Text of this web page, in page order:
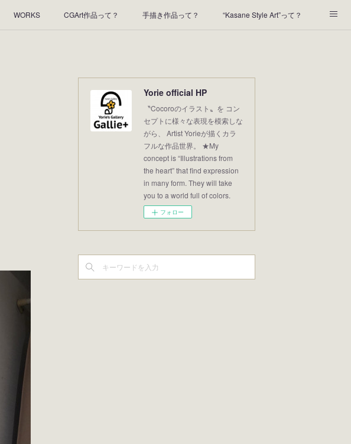
WORKS CGArt作品って？ 手描き作品って？ “Kasane Style Art”って？
Yorie official HP
〝Cocoroのイラスト〟を コン
セプトに様々な表現を模索しな
がら、 Artist Yorieが描くカラ
フルな作品世界。 ★My
concept is “Illustrations from
the heart” that find expression
in many form. They will take
you to a world full of colors.
フォロー